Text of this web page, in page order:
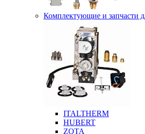
Комплектующие и запчасти
ITALTHERM
HUBERT
ZOTA